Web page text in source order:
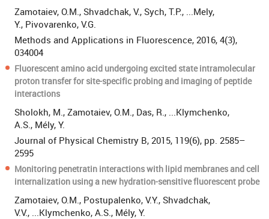
Zamotaiev, O.M., Shvadchak, V., Sych, T.P., ...Mely,
Y., Pivovarenko, V.G.
Methods and Applications in Fluorescence, 2016, 4(3),
034004
Fluorescent amino acid undergoing excited state intramolecular
proton transfer for site-specific probing and imaging of peptide
interactions
Sholokh, M., Zamotaiev, O.M., Das, R., ...Klymchenko,
A.S., Mély, Y.
Journal of Physical Chemistry B, 2015, 119(6), pp. 2585–
2595
Monitoring penetratin interactions with lipid membranes and cell
internalization using a new hydration-sensitive fluorescent probe
Zamotaiev, O.M., Postupalenko, V.Y., Shvadchak,
V.V., ...Klymchenko, A.S., Mély, Y.